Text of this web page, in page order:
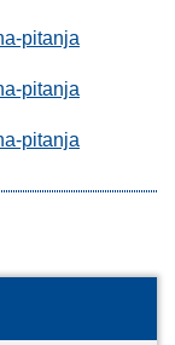
pitanja
pitanja
pitanja